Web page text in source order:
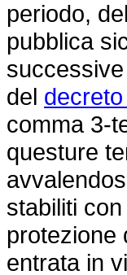
periodo,
pubblica
del
comma 3-
questure
stabiliti
protezione
entrata in